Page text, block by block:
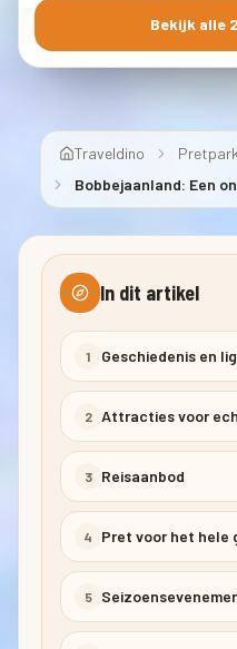
Bekijk alle
Traveldino
Bobbejaanland: Een
Plezantste Land
In dit artikel
1 Geschiedenis en
2 Attracties voor
3 Reisaanbod
4 Pret voor het hele
5